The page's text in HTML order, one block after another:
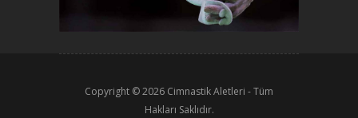
Copyright © 2026 Cimnastik Aletleri - Tüm
Hakları Saklıdır.